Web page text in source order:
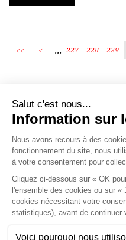
<< < ... 227 228 229
Écosystème
Carrières
Honoraires
Contacts
Mentions légales
Plan du site
Espace client